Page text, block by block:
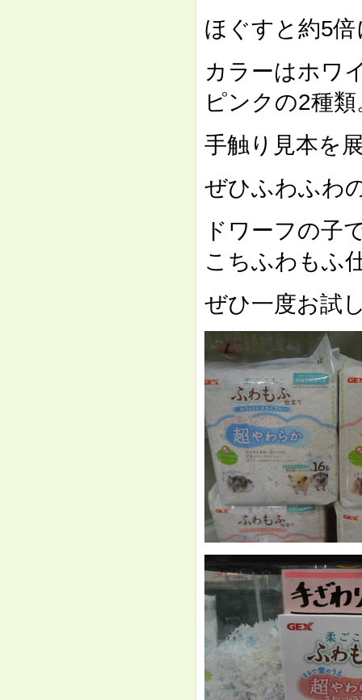
ほぐすと約5
カラーはホワ
ピンクの2種類
手触り見本を
ぜひふわふわ
ドワーフの子
こちふわもふ
ぜひ一度お試